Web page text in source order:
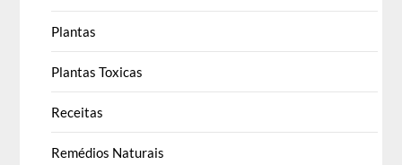
Plantas
Plantas Toxicas
Receitas
Remédios Naturais